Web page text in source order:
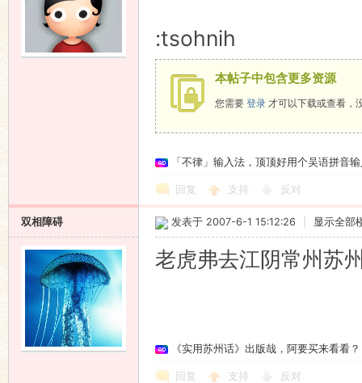
:tsohnih
本帖子中包含更多资源
您需要 登录 才可以下载或查看，
「不律」输入法，顶顶好用个吴语拼音
回复 支持 反对
双相障碍 发表于 2007-6-1 15:12:26 显示全部
老虎弗去江阴常州苏
《实用苏州话》出版哉，阿要买来看看？
回复 支持 反对